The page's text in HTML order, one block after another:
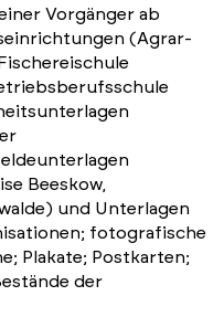
Vorgänger ab
(Agrar-
Beeskow,
und Unterlagen
fotografische
Plakate; Postkarten;
der